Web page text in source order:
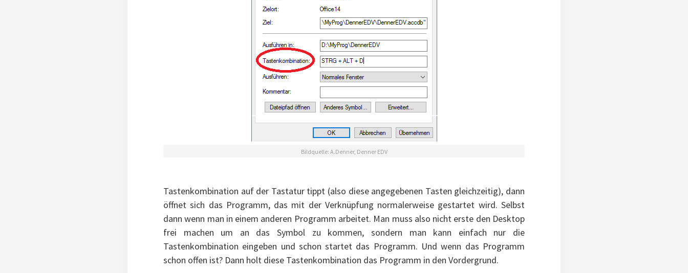
Bildquelle: A.Denner, Denner EDV
Tastenkombination auf der Tastatur tippt (also diese angegebenen Tasten gleichzeitig), dann
öffnet sich das Programm, das mit der Verknüpfung normalerweise gestartet wird. Selbst
dann wenn man in einem anderen Programm arbeitet. Man muss also nicht erste den Desktop
frei machen um an das Symbol zu kommen, sondern man kann einfach nur die
Tastenkombination eingeben und schon startet das Programm. Und wenn das Programm
schon offen ist? Dann holt diese Tastenkombination das Programm in den Vordergrund.